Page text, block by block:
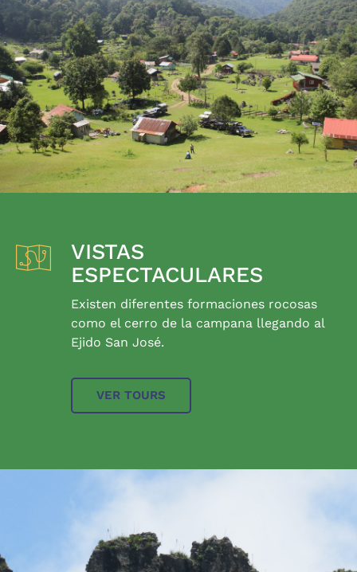
VISTAS
ESPECTACULARES
Existen diferentes formaciones rocosas
como el cerro de la campana llegando al
Ejido San José.
VER TOURS